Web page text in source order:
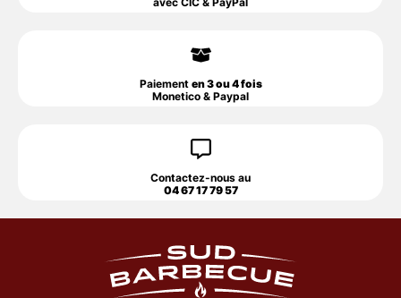
Paiement en 3 ou 4 fois
Monetico & Paypal
Contactez-nous au
04 67 17 79 57